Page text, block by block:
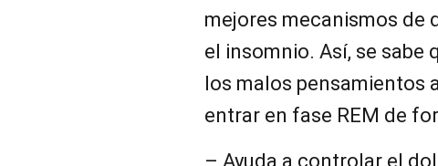
mejores mecanismos de
el insomnio. Así, se sabe
los malos pensamientos
entrar en fase REM de
– Ayuda a controlar el